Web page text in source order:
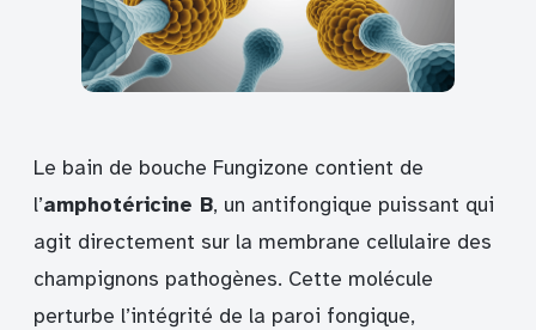
Le bain de bouche Fungizone contient de
l’amphotéricine B, un antifongique puissant qui
agit directement sur la membrane cellulaire des
champignons pathogènes. Cette molécule
perturbe l’intégrité de la paroi fongique,